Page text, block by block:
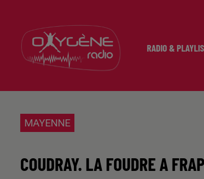
RADIO &
MAYENNE
COUDRAY. LA FOUDRE A